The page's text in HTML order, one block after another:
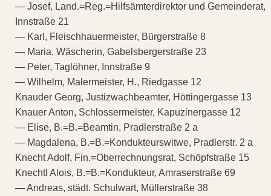
— Josef, Land.=Reg.=Hilfsämterdirektor und Gemeinderat,
Innstraße 21
— Karl, Fleischhauermeister, Bürgerstraße 8
— Maria, Wäscherin, Gabelsbergerstraße 23
— Peter, Taglöhner, Innstraße 9
— Wilhelm, Malermeister, H., Riedgasse 12
Knauder Georg, Justizwachbeamter, Höttingergasse 13
Knauer Anton, Schlossermeister, Kapuzinergasse 12
— Elise, B.=B.=Beamtin, Pradlerstraße 2 a
— Magdalena, B.=B.=Kondukteurswitwe, Pradlerstr. 2 a
Knecht Adolf, Fin.=Oberrechnungsrat, Schöpfstraße 15
Knechtl Alois, B.=B.=Kondukteur, Amraserstraße 69
— Andreas, städt. Schulwart, Müllerstraße 38